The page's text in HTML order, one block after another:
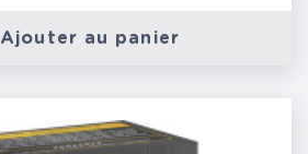
Ajouter au panier